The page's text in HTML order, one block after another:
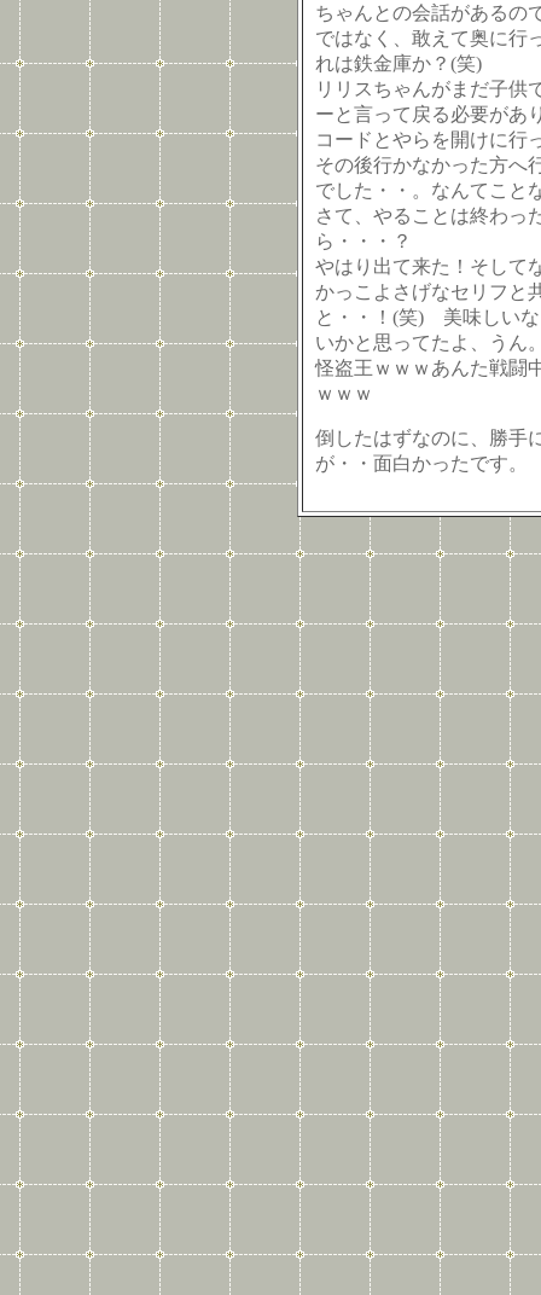
ちゃんとの会話があるの
ではなく、敢えて奥に行
れは鉄金庫か？(笑)
リリスちゃんがまだ子供
ーと言って戻る必要があ
コードとやらを開けに行
その後行かなかった方へ
でした・・。なんてこと
さて、やることは終わっ
ら・・・？
やはり出て来た！そして
かっこよさげなセリフと
と・・！(笑) 美味しい
いかと思ってたよ、うん
怪盗王ｗｗｗあんた戦闘
ｗｗｗ
倒したはずなのに、勝手
が・・面白かったです。